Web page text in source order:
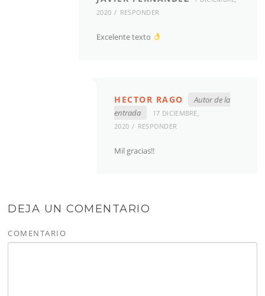
2020
RESPONDER
Excelente texto
HECTOR RAGO
Autor de la
entrada
17 DICIEMBRE,
2020
RESPONDER
Mil gracias!!
DEJA UN COMENTARIO
COMENTARIO